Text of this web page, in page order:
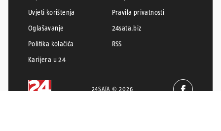
Uvjeti korištenja
Pravila privatnosti
Oglašavanje
24sata.biz
Politika kolačića
RSS
Karijera u 24
24SATA © 2026